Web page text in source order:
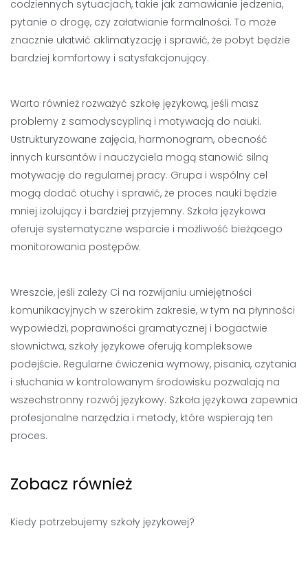
codziennych sytuacjach, takie jak zamawianie jedzenia,
pytanie o drogę, czy załatwianie formalności. To może
znacznie ułatwić aklimatyzację i sprawić, że pobyt będzie
bardziej komfortowy i satysfakcjonujący.
Warto również rozważyć szkołę językową, jeśli masz
problemy z samodyscypliną i motywacją do nauki.
Ustrukturyzowane zajęcia, harmonogram, obecność
innych kursantów i nauczyciela mogą stanowić silną
motywację do regularnej pracy. Grupa i wspólny cel
mogą dodać otuchy i sprawić, że proces nauki będzie
mniej izolujący i bardziej przyjemny. Szkoła językowa
oferuje systematyczne wsparcie i możliwość bieżącego
monitorowania postępów.
Wreszcie, jeśli zależy Ci na rozwijaniu umiejętności
komunikacyjnych w szerokim zakresie, w tym na płynności
wypowiedzi, poprawności gramatycznej i bogactwie
słownictwa, szkoły językowe oferują kompleksowe
podejście. Regularne ćwiczenia wymowy, pisania, czytania
i słuchania w kontrolowanym środowisku pozwalają na
wszechstronny rozwój językowy. Szkoła językowa zapewnia
profesjonalne narzędzia i metody, które wspierają ten
proces.
Zobacz również
Kiedy potrzebujemy szkoły językowej?